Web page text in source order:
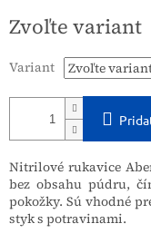
cena:
Zvoľte variant
Variant
Nitrilové rukavice
bez obsahu púdru,
pokožky. Sú vhodné
styk s potravinami.